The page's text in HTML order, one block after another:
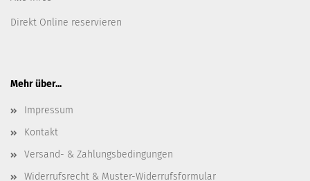
Direkt Online reservieren
Mehr über...
Impressum
Kontakt
Versand- & Zahlungsbedingungen
Widerrufsrecht & Muster-Widerrufsformular